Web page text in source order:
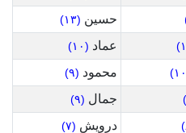
حسين (١٣)
عماد (١٠)
محمود (٩)
جمال (٩)
درويش (٧)